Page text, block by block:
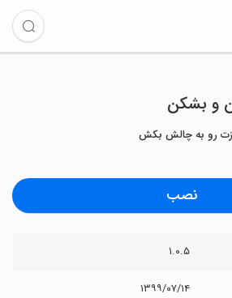
و بشکن
رو به چالش بکش
نصب
۱.۰.۵
۱۳۹۹/۰۷/۱۴